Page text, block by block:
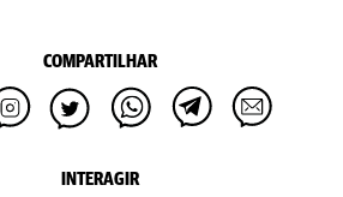
COMPARTILHAR
INTERAGIR